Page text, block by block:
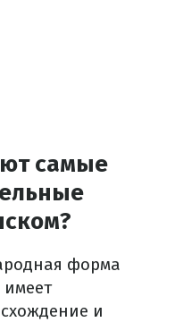
самые
форма
и